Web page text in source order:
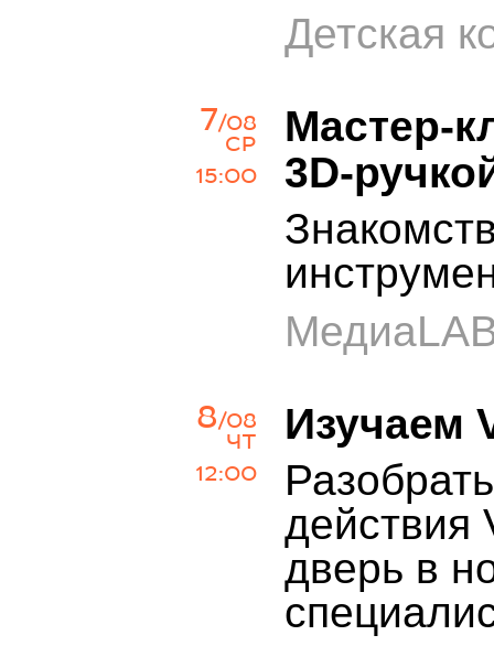
Детская
7/08
СР
15:00
Мастер-
3D-
8/08
ЧТ
12:00
Изучаем
действия
дверь в